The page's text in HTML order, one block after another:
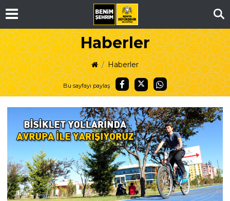
Haberler
Haberler
Bu sayfayı paylaş